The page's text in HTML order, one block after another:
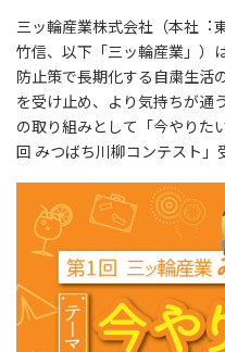
三ッ輪産業株式会社（本社︓
竹信、以下「三ッ輪産業」）
防止策で長期化する自粛生活
を受け止め、より気持ちが通
の取り組みとして「今やりた
回 みつばち川柳コンテスト」